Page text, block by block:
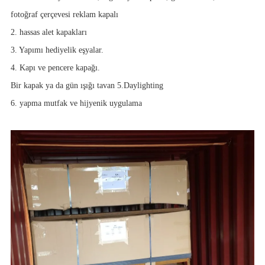
fotoğraf çerçevesi reklam kapalı
2. hassas alet kapakları
3. Yapımı hediyelik eşyalar.
4. Kapı ve pencere kapağı.
Bir kapak ya da gün ışığı tavan 5.Daylighting
6. yapma mutfak ve hijyenik uygulama